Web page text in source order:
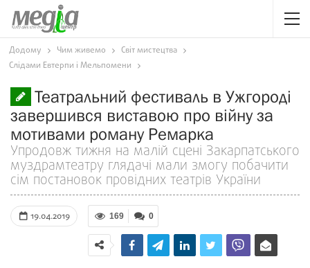
Додому Чим живемо
Світ мистецтва
Слідами Евтерпи і Мельпомени
Театральний фестиваль в Ужгороді
завершився виставою про війну за
мотивами роману Ремарка
Упродовж тижня на малій сцені Закарпатського
муздрамтеатру глядачі мали змогу побачити
сім постановок провідних театрів України
19.04.2019 0
169